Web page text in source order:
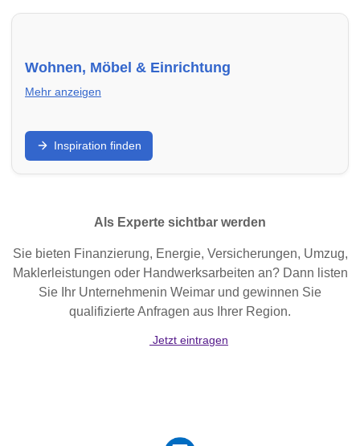
Wohnen, Möbel & Einrichtung
Mehr anzeigen
Schöner wohnen: Finde Möbelhäuser,
Einrichtungsstudios und Deko-Geschäfte in Hannover
für ein gemütliches und stilvolles Zuhause.
Inspiration finden
Als Experte sichtbar werden
Sie bieten Finanzierung, Energie, Versicherungen, Umzug,
Maklerleistungen oder Handwerksarbeiten an? Dann listen
Sie Ihr Unternehmenin Weimar und gewinnen Sie
qualifizierte Anfragen aus Ihrer Region.
Jetzt eintragen